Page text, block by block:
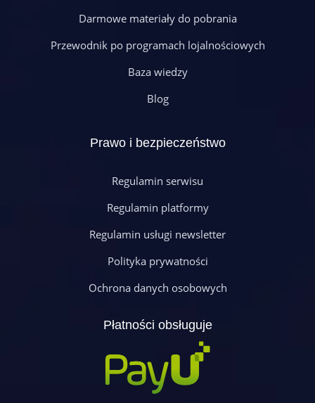
Darmowe materiały do pobrania
Przewodnik po programach lojalnościowych
Baza wiedzy
Blog
Prawo i bezpieczeństwo
Regulamin serwisu
Regulamin platformy
Regulamin usługi newsletter
Polityka prywatności
Ochrona danych osobowych
Płatności obsługuje